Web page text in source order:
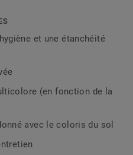
et une étanchéité
(en fonction de la
avec le coloris du sol